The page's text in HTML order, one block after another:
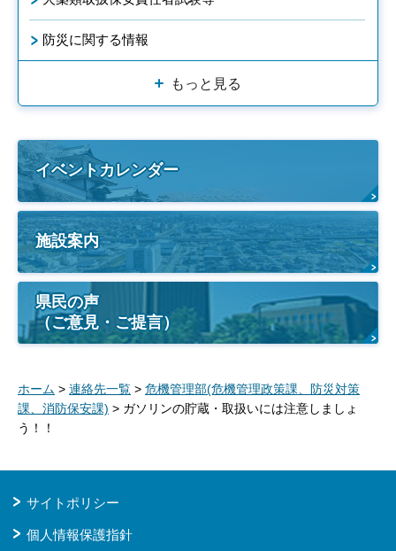
防災に関する情報
もっと見る
イベントカレンダー
施設案内
県民の声
（ご意見・ご提言）
ホーム > 連絡先一覧 > 危機管理部(危機管理政策課、防災対策
課、消防保安課) > ガソリンの貯蔵・取扱いには注意しましょ
う！！
サイトポリシー
個人情報保護指針